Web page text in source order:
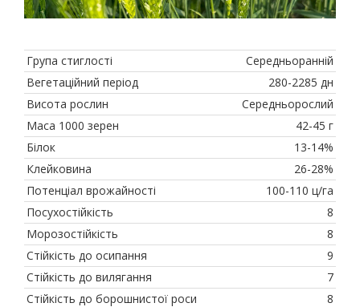
Група стиглості
Середньоранній
Вегетаційний період
280-2285 дн
Висота рослин
Середньорослий
Маса 1000 зерен
42-45 г
Білок
13-14%
Клейковина
26-28%
Потенціал врожайності
100-110 ц/га
Посухостійкість
8
Морозостійкість
8
Стійкість до осипання
9
Стійкість до вилягання
7
Стійкість до борошнистої роси
8